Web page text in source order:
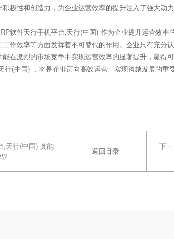
极性和创造力，为企业运营效率的提升注入了强大动力
件天行手机平台,天行(中国) 作为企业提升运营效率
作效率等方面发挥着不可替代的作用。企业只有充分
在激烈的市场竞争中实现运营效率的显著提升，赢得
(中国) ，将是企业迈向高效运营、实现跨越发展的重要
,天行(中国) 真能
?
返回目录 下一